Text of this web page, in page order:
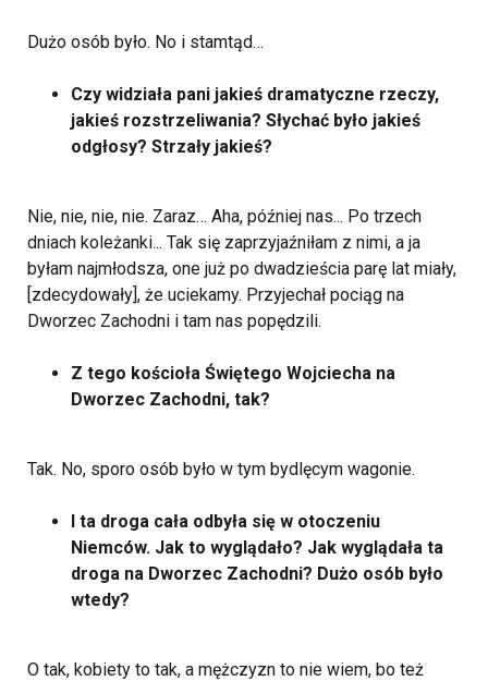
Dużo osób było. No i stamtąd…
Czy widziała pani jakieś dramatyczne rzeczy,
jakieś rozstrzeliwania? Słychać było jakieś
odgłosy? Strzały jakieś?
Nie, nie, nie, nie. Zaraz… Aha, później nas... Po trzech
dniach koleżanki... Tak się zaprzyjaźniłam z nimi, a ja
byłam najmłodsza, one już po dwadzieścia parę lat miały,
[zdecydowały], że uciekamy. Przyjechał pociąg na
Dworzec Zachodni i tam nas popędzili.
Z tego kościoła Świętego Wojciecha na
Dworzec Zachodni, tak?
Tak. No, sporo osób było w tym bydlęcym wagonie.
I ta droga cała odbyła się w otoczeniu
Niemców. Jak to wyglądało? Jak wyglądała ta
droga na Dworzec Zachodni? Dużo osób było
wtedy?
O tak, kobiety to tak, a mężczyzn to nie wiem, bo też